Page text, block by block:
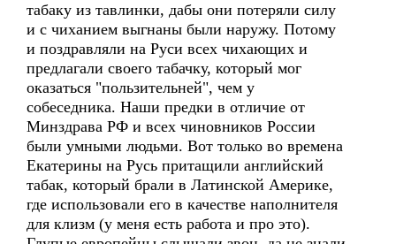
табаку из тавлинки, дабы они потеряли силу
и с чиханием выгнаны были наружу. Потому
и поздравляли на Руси всех чихающих и
предлагали своего табачку, который мог
оказаться "пользительней", чем у
собеседника. Наши предки в отличие от
Минздрава РФ и всех чиновников России
были умными людьми. Вот только во времена
Екатерины на Русь притащили английский
табак, который брали в Латинской Америке,
где использовали его в качестве наполнителя
для клизм (у меня есть работа и про это).